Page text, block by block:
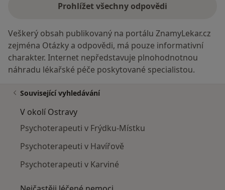
Prohlížet všechny odpovědi
Veškerý obsah publikovaný na portálu ZnamyLekar.cz
zejména Otázky a odpovědi, má pouze informativní
charakter. Internet nepředstavuje plnohodnotnou
náhradu lékařské péče poskytované specialistou.
Související vyhledávání
V okolí Ostravy
Psychoterapeuti v Frýdku-Místku
Psychoterapeuti v Havířově
Psychoterapeuti v Karviné